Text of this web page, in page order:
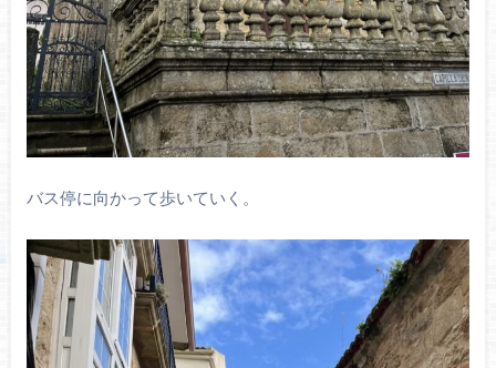
バス停に向かって歩いていく。